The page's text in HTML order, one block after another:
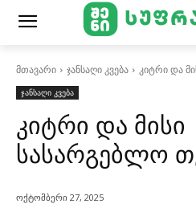
მთავარი ჯანსაღი კვება
კიტრი და
ჯანსაღი კვება
კიტრი და მისი
სასარგებლო
ოქტომბერი 27, 2025